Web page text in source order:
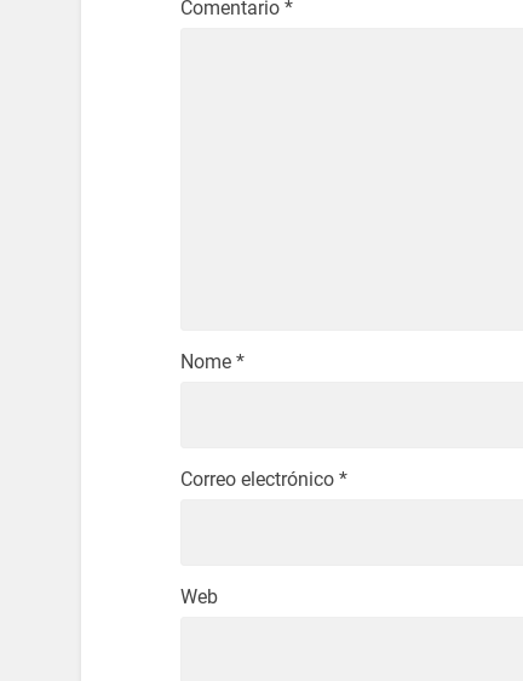
Comentario *
Nome *
Correo electrónico *
Web